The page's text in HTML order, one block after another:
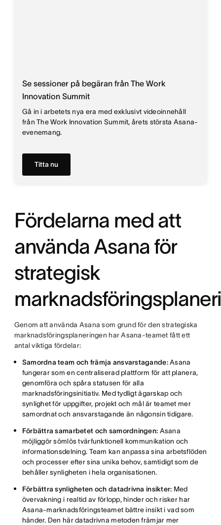
Se sessioner på begäran från The Work
Innovation Summit
Gå in i arbetets nya era med exklusivt videoinnehåll
från The Work Innovation Summit, årets största Asana-
evenemang.
Titta nu
Fördelarna med att
använda Asana för
strategisk
Genom att använda Asana som grund för den strategiska
marknadsföringsplaneringen har Asana-teamet fått ett
antal viktiga fördelar:
Samordna team och främja ansvarstagande:Asana
fungerar som en centraliserad plattform för att planera,
genomföra och spåra statusen för alla
marknadsföringsinitiativ. Med tydligt ägarskap och
synlighet för uppgifter, projekt och mål är teamet mer
samordnat och ansvarstagande än någonsin tidigare.
Förbättra samarbetet och samordningen: Asana
möjliggör sömlös tvärfunktionell kommunikation och
informationsdelning. Team kan anpassa sina arbetsflöden
och processer efter sina unika behov, samtidigt som de
behåller synligheten i hela organisationen.
Förbättra synligheten och datadrivna insikter: Med
övervakning i realtid av förlopp, hinder och risker har
Asana-marknadsföringsteamet bättre insikt i vad som
händer. Den här datadrivna metoden främjar mer